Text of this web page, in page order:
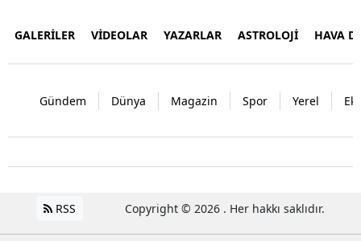
GALERİLER VİDEOLAR YAZARLAR ASTROLOJİ HAVA
Gündem Dünya Magazin Spor Yerel
RSS Copyright © 2026 . Her hakkı saklıdır.